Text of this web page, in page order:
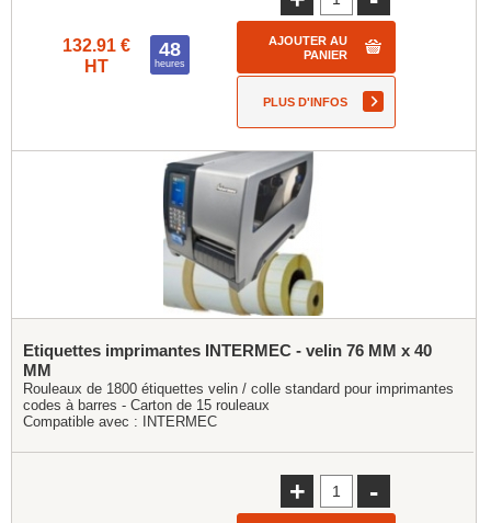
132.91 €
HT
48
heures
AJOUTER AU
PANIER
PLUS D'INFOS
Etiquettes imprimantes INTERMEC - velin 76 MM x 40
MM
Rouleaux de 1800 étiquettes velin / colle standard pour imprimantes
codes à barres - Carton de 15 rouleaux
Compatible avec :
INTERMEC
+ -